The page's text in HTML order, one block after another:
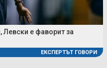
Левски е фаворит за
ЕКСПЕРТЪТ ГОВОРИ